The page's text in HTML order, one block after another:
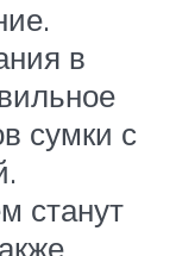
в
сумки с
станут